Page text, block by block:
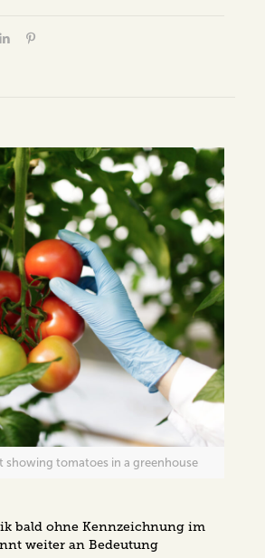
showing tomatoes in a greenhouse
bald ohne Kennzeichnung im
weiter an Bedeutung